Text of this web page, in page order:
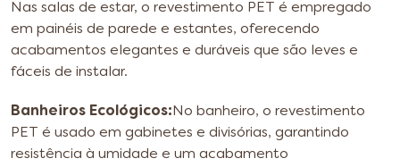
Nas salas de estar, o revestimento PET é empregado
em painéis de parede e estantes, oferecendo
acabamentos elegantes e duráveis que são leves e
fáceis de instalar.
Banheiros Ecológicos:No banheiro, o revestimento
PET é usado em gabinetes e divisórias, garantindo
resistência à umidade e um acabamento